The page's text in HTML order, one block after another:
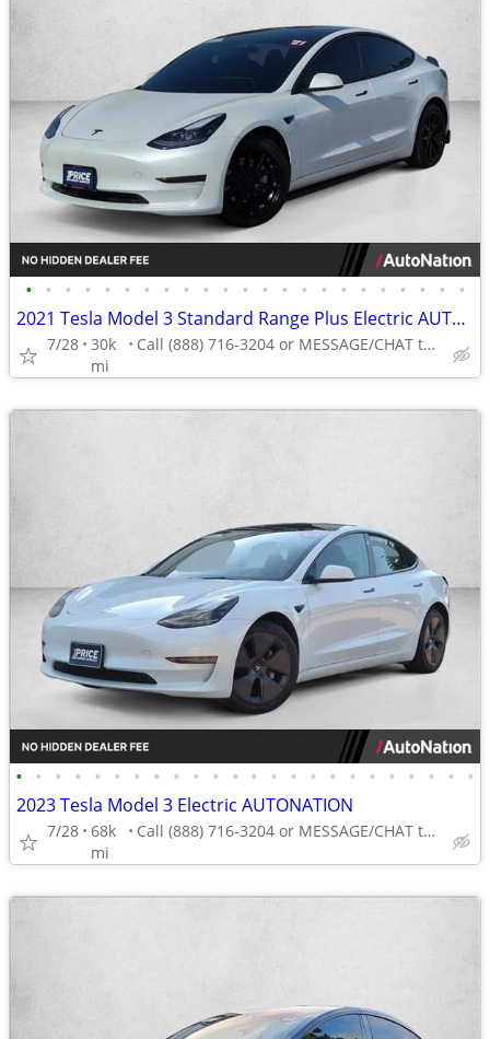
• • • • • • • • • • • • • • • • • • • • • • •
2021 Tesla Model 3 Standard Range Plus Electric AUTONATION
7/28 30k
mi
Call (888) 716-3204 or MESSAGE/CHAT to confirm availability
• • • • • • • • • • • • • • • • • • • • • • • •
2023 Tesla Model 3 Electric AUTONATION
7/28 68k
mi
Call (888) 716-3204 or MESSAGE/CHAT to confirm availability